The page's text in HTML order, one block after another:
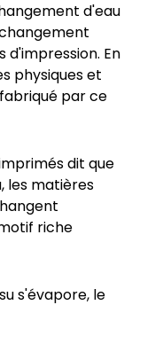
d'eau
d'impression. En
physiques et
par ce
dit que
les matières
riche
s'évapore, le